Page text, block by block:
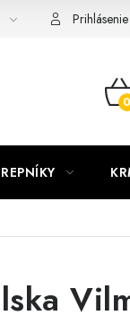
Prihlásenie